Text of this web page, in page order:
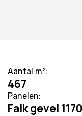
Aantal m²:
467
Panelen:
Falk gevel